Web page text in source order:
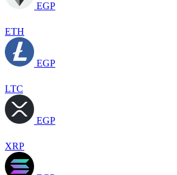
EGP
ETH
EGP
LTC
EGP
XRP